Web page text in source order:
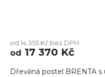
od 14 355 Kč bez DPH
od 17 370 Kč
Dřevěná postel BRENTA